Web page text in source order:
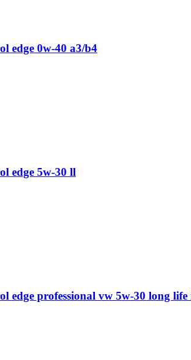
edge 0w-40 a3/b4
edge 5w-30 ll
edge professional vw 5w-30 long